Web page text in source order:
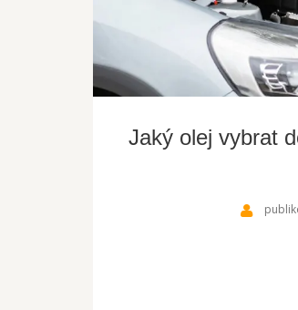
Jaký olej vybrat